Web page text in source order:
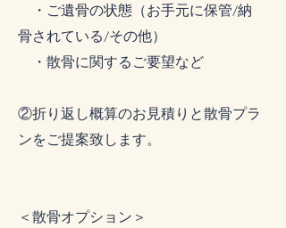
・ご遺骨の状態（お手元に保管/納
骨されている/その他）
・散骨に関するご要望など​
②折り返し概算のお見積りと散骨プラ
ンをご提案致します。
＜散骨オプション＞